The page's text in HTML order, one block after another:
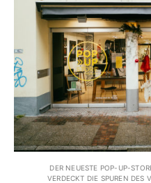
DER NEUESTE POP-UP-
VERDECKT DIE SPUREN DES